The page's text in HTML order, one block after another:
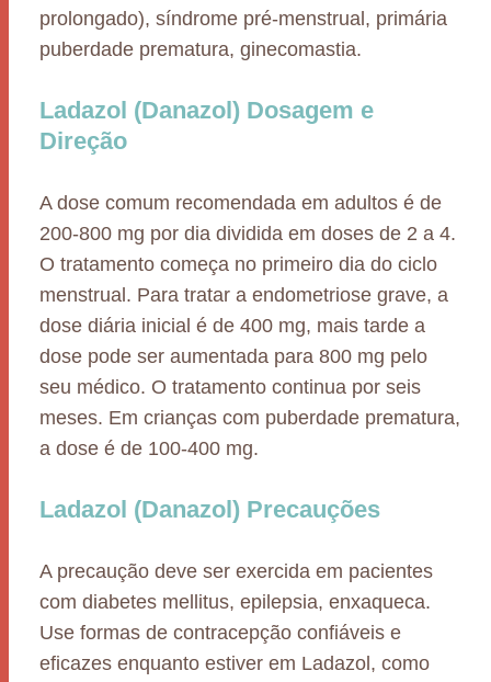
prolongado), síndrome pré-menstrual, primária
puberdade prematura, ginecomastia.
Ladazol (Danazol) Dosagem e
Direção
A dose comum recomendada em adultos é de
200-800 mg por dia dividida em doses de 2 a 4.
O tratamento começa no primeiro dia do ciclo
menstrual. Para tratar a endometriose grave, a
dose diária inicial é de 400 mg, mais tarde a
dose pode ser aumentada para 800 mg pelo
seu médico. O tratamento continua por seis
meses. Em crianças com puberdade prematura,
a dose é de 100-400 mg.
Ladazol (Danazol) Precauções
A precaução deve ser exercida em pacientes
com diabetes mellitus, epilepsia, enxaqueca.
Use formas de contracepção confiáveis e
eficazes enquanto estiver em Ladazol, como